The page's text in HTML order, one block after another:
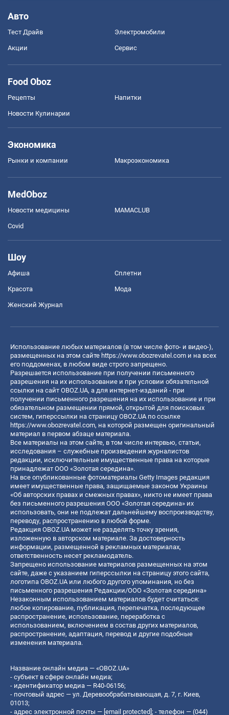
Авто
Тест Драйв Электромобили
Акции Сервис
Food Oboz
Рецепты Напитки
Новости Кулинарии
Экономика
Рынки и компании Mакроэкономика
MedOboz
Новости медицины MAMACLUB
Covid
Шоу
Афиша Сплетни
Красота Мода
Женский Журнал
Использование любых материалов (в том числе фото- и видео-),
размещенных на этом сайте https://www.obozrevatel.com и на всех
его поддоменах, в любом виде строго запрещено.
Разрешается использование при получении письменного
разрешения на их использование и при условии обязательной
ссылки на сайт OBOZ.UA, а для интернет-изданий - при
получении письменного разрешения на их использование и при
обязательном размещении прямой, открытой для поисковых
систем, гиперссылки на страницу OBOZ.UA по ссылке
https://www.obozrevatel.com, на которой размещен оригинальный
материал в первом абзаце материала.
Все материалы на этом сайте, в том числе интервью, статьи,
исследования – служебные произведения журналистов
редакции, исключительные имущественные права на которые
принадлежат ООО «Золотая середина».
На все опубликованные фотоматериалы Getty Images редакция
имеет имущественные права, защищаемые законом Украины
«Об авторских правах и смежных правах», никто не имеет права
без письменного разрешения ООО «Золотая середина» их
использовать, они не подлежат дальнейшему воспроизводству,
переводу, распространению в любой форме.
Редакция OBOZ.UA может не разделять точку зрения,
изложенную в авторском материале. За достоверность
информации, размещенной в рекламных материалах,
ответственность несет рекламодатель.
Запрещено использование материалов размещенных на этом
сайте, даже с указанием гиперссылки на страницу этого сайта,
логотипа OBOZ.UA или любого другого упоминания, но без
письменного разрешения Редакции/ООО «Золотая середина»
Незаконным использованием материалов будет считаться:
любое копирование, публикация, перепечатка, последующее
распространение, использование, переработка с
использованием, включением в состав других материалов,
распространение, адаптация, перевод и другие подобные
изменения материала.
Название онлайн медиа — «OBOZ.UA»
- субъект в сфере онлайн медиа;
- идентификатор медиа — R40-06156;
- почтовый адрес — ул. Деревообрабатывающая, д. 7, г. Киев,
01013;
- адрес электронной почты — [email protected]; - телефон — (044)